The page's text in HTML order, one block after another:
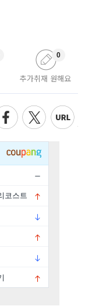
추가취재 원해요
0